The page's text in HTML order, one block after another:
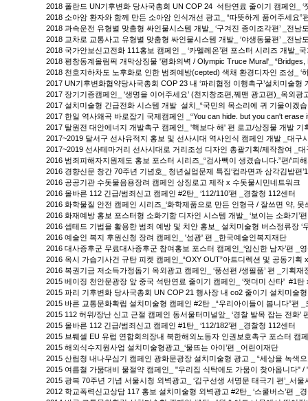
2018 폴란드 UN기후변화 당사국총회 UN COP 24 석탄연료 줄이기 캠페인_
2018 소아암 환자와 함께 만든 소아암 인식개선 광고_ “따뜻하게 품어주세요
2018 과속운전 유형별 맞춤형 싸인물시스템 개발_ ‘구겨진 종이조각편’ _전남
2018 교차로 교통사고 유형별 맞춤형 싸인물시스템 개발_ ‘야생동물편’ _전남
2018 국가안보신고전화 111홍보 캠페인 _ ‘카멜레온’편 포스터 시리즈 개발_
2018 평창동계올림픽 개막상징물 '평화의벽 / Olympic Truce Mural'_
2018 천호지하차도 노후화로 인한 범죄예방(cepted) 색채 환경디자인 조성_ ‘
2017 UN기후변화협약당사국총회 COP 23 내 ‘파리협정 이행촉구’설치미술
2017 장기기증캠페인_ '생명을 이어주세요’ (천지창조편,꿰맨 광고편)_옥외
2017 설치미술형 긴급전화 시스템 개발 설치_“국민의 목소리에 귀 기울이겠
2017 한일 역사왜곡 바로잡기 국제캠페인 _“You can hide. but you can't
2017 탈원전 대안에너지 개발촉구 캠페인_ '핵보다 해' 편 로고/상징물 개발 기
2017~2019 달서구 선사유적지 홍보 및 선사시대 역사인식 캠페인 개발 _대구
2017~2019 선사테마거리 선사시대로 거리조성 디자인 총괄기획/제작참여 _
2016 범죄피해자지원제도 홍보 포스터 시리즈_“검사빽이 생겼습니다.”편/‘피
2016 경향신문 창간 70주년 기념호_ 청년실업문제 특집‘컵라면과 삼각김밥편
2016 공공기관 수돗물음용장려 캠페인 상징로고 제작 x 수돗물시민네트워크
2016 올바른 112 긴급/범죄신고 캠페인 #2탄_ ‘112/110’편 _경찰청 112센터
2016 화학물질 안전 캠페인 시리즈_‘화학제품으로 만든 인형극 / 잘쓰면 약,
2016 화재예방 홍보 포스터형 소화기함 디자인 시스템 개발_ ‘보이는 소화기’
2016 셉테드 기법을 활용한 범죄 예방 및 치안 홍보_ 설치미술형 버스정류장 ‘
2016 예술인 복지 후원신청 장려 캠페인_ '섬광' 편 _한국예술인복지재단
2016 대사증후군 무료대사증후군 참여홍보 포스터 캠페인_‘임신한 남자’편 _
2016 옥시 가습기사건 규탄 피켓 캠페인_“OXY OUT”아트디렉션 및 공동기획
2016 복권기금 저소득가정돕기 옥외광고 캠페인_ ‘풍선편 /생필품’ 편 _기획재
2015 베이징 천안문광장 앞 중국 석탄연료 줄이기 캠페인_ ‘잿더미 산타' #1탄
2015 파리 기후변화 당사국총회 UN COP 21 행사장 내 co2 줄이기 설치미술
2015 바른 교통문화확립 설치미술형 캠페인 #2탄 _“우리아이들이 봅니다”편 _
2015 112 허위/장난 신고 근절 캠페인 동서울터미널앞_ ‘경찰 발목 잡는 전화'
2015 올바른 112 긴급/범죄신고 캠페인 #1탄_ ‘112/182’편 _경찰청 112센터
2015 브뤠셀 EU 유럽 연합회의장내 북한해외노동자 인권보호촉구 포스터 캠
2015 해외식수지원사업 설치미술형광고_‘물뜨는 아이’편 _어린이재단
2015 산림청 내나무심기 캠페인 광화문광장 설치미술형 광고 _ “세상을 녹색
2015 여름철 가뭄대비 물절약 캠페인_ "우리집 식탁에도 가뭄이 찾아옵니다"
2015 광복 70주년 기념 서울시청 외벽광고_ ‘김구선생 서명문 태극기 편’_서울
2012 학교폭력신고상담 117 홍보 설치미술형 외벽광고 #2탄_ ‘스쿨버스’편 _